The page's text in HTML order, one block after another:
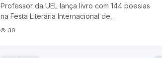
Professor da UEL lança livro com 144 poesias
na Festa Literária Internacional de
Paraty portalverdade.com.br
30